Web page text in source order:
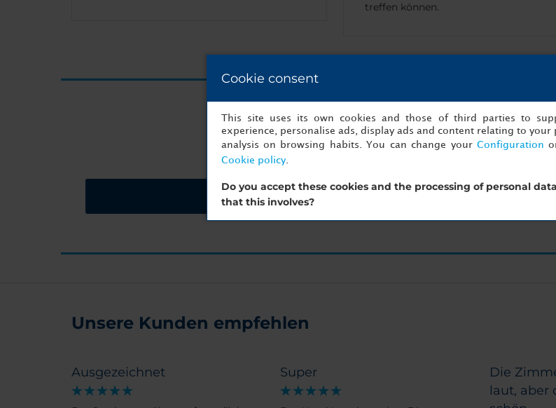
treffen können.
Ihre nächste erfolgreiche Veranstaltung ist
Fangen Sie jetzt mit der
Preisangebot anfordern
Unsere Kunden empfehlen
Ausgezeichnet Super
Die
laut, aber
Cookie consent
This site uses its own cookies and those of third parties to
experience, personalise ads, display ads and content relating to your
analysis on browsing habits. You can change your Configuration
Cookie policy.
Do you accept these cookies and the processing of personal data
that this involves?